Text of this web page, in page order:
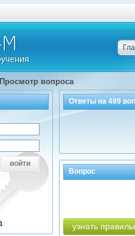
Просмотр вопроса
Ответы на489
Вопрос
узнать
войти